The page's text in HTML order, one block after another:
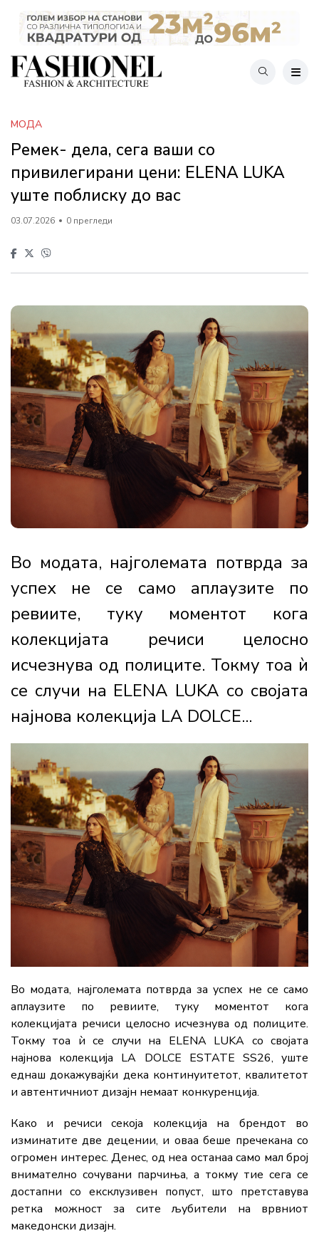
МОДА
Ремек- дела, сега ваши со
привилегирани цени: ELENA LUKA
уште поблиску до вас
03.07.2026 0 прегледи
Во модата, најголемата потврда за
успех не се само аплаузите по
ревиите, туку моментот кога
колекцијата речиси целосно
исчезнува од полиците. Токму тоа ѝ
се случи на ELENA LUKA со својата
најнова колекција LA DOLCE...
Во модата, најголемата потврда за успех не се само
аплаузите по ревиите, туку моментот кога
колекцијата речиси целосно исчезнува од полиците.
Токму тоа ѝ се случи на ELENA LUKA со својата
најнова колекција LA DOLCE ESTATE SS26, уште
еднаш докажувајќи дека континуитетот, квалитетот
и автентичниот дизајн немаат конкуренција.
Како и речиси секоја колекција на брендот во
изминатите две децении, и оваа беше пречекана со
огромен интерес. Денес, од неа останаа само мал број
внимателно сочувани парчиња, а токму тие сега се
достапни со ексклузивен попуст, што претставува
ретка можност за сите љубители на врвниот
македонски дизајн.